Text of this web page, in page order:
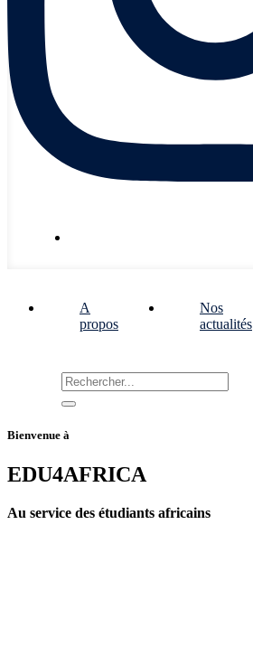
A
propos
Nos
actualités
Bienvenue à
EDU4AFRICA
Au service des étudiants africains